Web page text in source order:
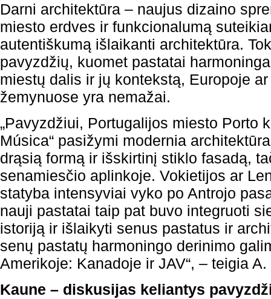
Darni architektūra – naujus dizaino
miesto erdves ir funkcionalumą
autentiškumą išlaikanti architektūra.
pavyzdžių, kuomet pastatai
miestų dalis ir jų kontekstą, Europoje
žemynuose yra nemažai.
„Pavyzdžiui, Portugalijos miesto Porto
Música“ pasižymi modernia
drąsią formą ir išskirtinį stiklo fasadą,
senamiesčio aplinkoje. Vokietijos ar
statyba intensyviai vyko po Antrojo
nauji pastatai taip pat buvo integruoti
istoriją ir išlaikyti senus pastatus ir
senų pastatų harmoningo derinimo
Amerikoje: Kanadoje ir JAV“, – teigia
Kaune – diskusijas keliantys